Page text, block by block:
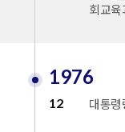
회교
1976
12 대통